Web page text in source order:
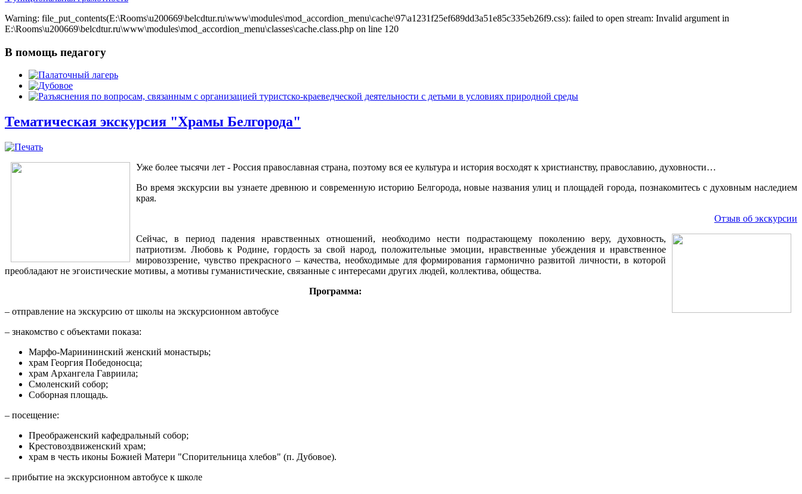
Warning: file_put_contents(E:\Rooms\u200669\belcdtur.ru\www\modules\mod_accordion_menu\cache\97\a1231f25ef689dd3a51e85c335eb26f9.css): failed to open stream: Invalid argument in
E:\Rooms\u200669\belcdtur.ru\www\modules\mod_accordion_menu\classes\cache.class.php on line 120
В помощь педагогу
Тематическая экскурсия "Храмы Белгорода"
Уже более тысячи лет - Россия православная страна, поэтому вся ее культура и история восходят к христианству, православию, духовности…
Во время экскурсии вы узнаете древнюю и современную историю Белгорода, новые названия улиц и площадей города, познакомитесь с духовным наследием
края.
Отзыв об экскурсии
Сейчас, в период падения нравственных отношений, необходимо нести подрастающему поколению веру, духовность,
патриотизм. Любовь к Родине, гордость за свой народ, положительные эмоции, нравственные убеждения и нравственное
мировоззрение, чувство прекрасного – качества, необходимые для формирования гармонично развитой личности, в которой
преобладают не эгоистические мотивы, а мотивы гуманистические, связанные с интересами других людей, коллектива, общества.
Программа:
– отправление на экскурсию от школы на экскурсионном автобусе
– знакомство с объектами показа:
Марфо-Мариининский женский монастырь;
храм Георгия Победоносца;
храм Архангела Гавриила;
Смоленский собор;
Соборная площадь.
– посещение:
Преображенский кафедральный собор;
Крестовоздвиженский храм;
храм в честь иконы Божией Матери "Спорительница хлебов" (п. Дубовое).
– прибытие на экскурсионном автобусе к школе